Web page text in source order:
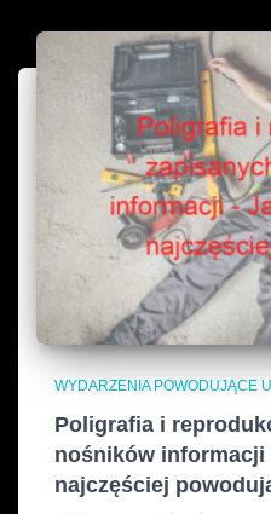
WYDARZENIA POWODUJĄCE
Poligrafia i
nośników informacji
najczęściej